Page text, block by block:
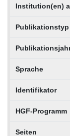
Institution(en)
Publikationstyp
Sprache
Identifikator
HGF-Programm
Seiten